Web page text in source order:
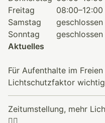
Freitag
Samstag
geschlossen
Sonntag
geschlossen
Aktuelles
Für Aufenthalte im
Lichtschutzfaktor
Zeitumstellung, mehr